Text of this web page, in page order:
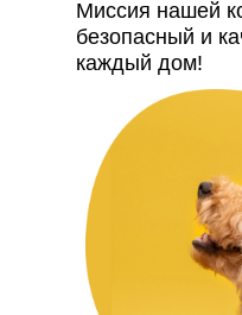
Миссия нашей
безопасный и
каждый дом!